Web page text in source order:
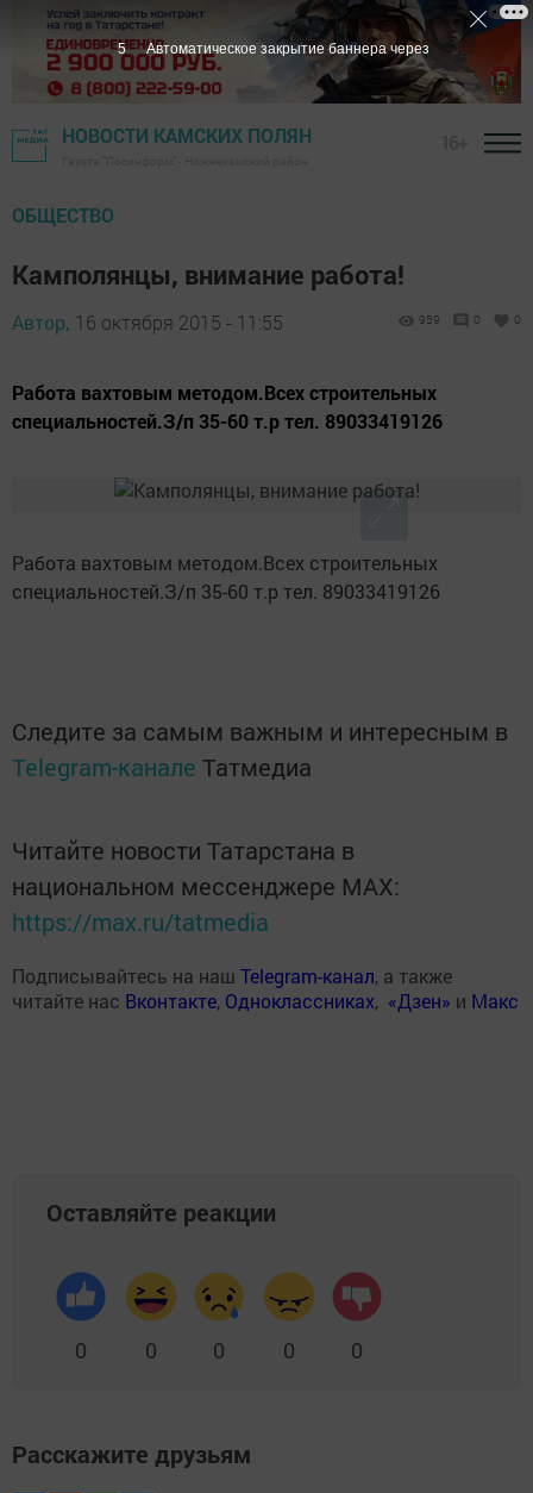
НОВОСТИ КАМСКИХ ПОЛЯН
ОБЩЕСТВО
Камполянцы, внимание работа!
Автор, 16 октября 2015 - 11:55 959 0 0
Работа вахтовым методом.Всех строительных
специальностей.З/п 35-60 т.р тел. 89033419126
Работа вахтовым методом.Всех строительных
специальностей.З/п 35-60 т.р тел. 89033419126
Следите за самым важным и интересным в
Telegram-канале Татмедиа
Читайте новости Татарстана в
национальном мессенджере MАХ:
https://max.ru/tatmedia
Подписывайтесь на наш Telegram-канал, а также
читайте нас Вконтакте, Одноклассниках, «Дзен» и Макс
Оставляйте реакции
0 0 0 0 0
Расскажите друзьям
4 Автоматическое закрытие баннера через